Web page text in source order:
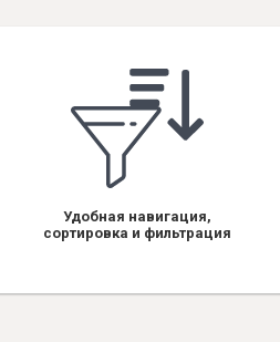
Удобная навигация,
сортировка и фильтрация